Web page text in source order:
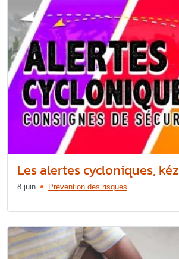
Les alertes cycloniques,
8 juin Prévention des risques